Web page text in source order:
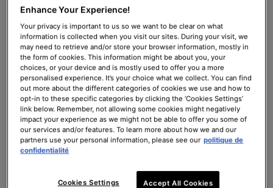
A.G.E. Interrupter Ultra Serum
Sérum multi-correcteur pour la
peau
4.5 (1341)
Une taille disponible
30ml
179,00 €
AJOUTER AU PANIER
A.G.E. INTERRUPTER ULTRA SERUM
C Pure
Sérum antioxydant rides et fermeté
4.4 (8526)
Une taille disponible
30ml
176,00 €
AJOUTER AU PANIER
(586,67 €/100 ml.)
Enhance Your Experience!
Your privacy is important to us so we want to be clear on what
information is collected when you visit our sites. During your visit, we
may need to retrieve and/or store your browser information, mostly in
the form of cookies. This information might be about you, your
choices, or your device and is mostly used to offer you a more
personalised experience. It’s your choice what we collect. You can find
out more about the different categories of cookies we use and how to
opt-in to these specific categories by clicking the ‘Cookies Settings’
link below. Remember, not allowing some cookies might negatively
impact your experience as we might not be able to offer you some of
our services and/or features. To learn more about how we and our
partners use your personal information, please see our politique de
confidentialité
Cookies Settings Accept All Cookies